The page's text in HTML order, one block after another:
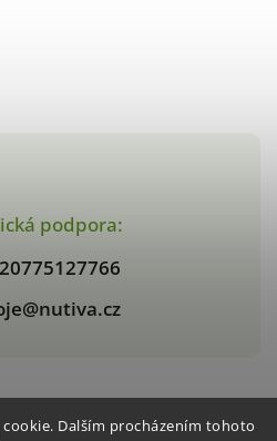
Dalším procházením tohoto
podpora: